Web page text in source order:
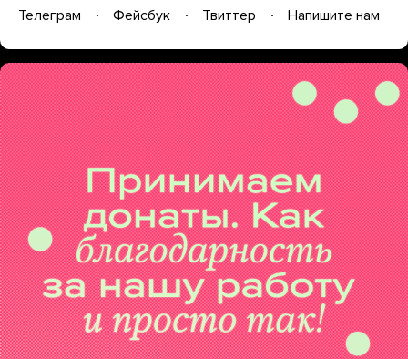
Телеграм Фейсбук Твиттер Напишите нам